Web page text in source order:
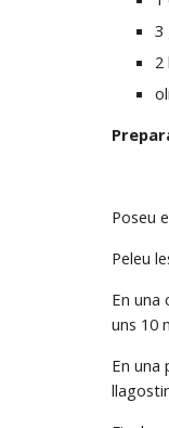
3
2
Poseu
Peleu
En una
uns 10
En una